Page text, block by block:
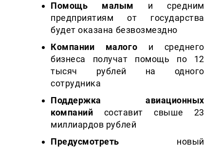
Помощь малым и средним
предприятиям от государства
будет оказана безвозмездно
Компании малого и среднего
бизнеса получат помощь по 12
тысяч рублей на одного
сотрудника
Поддержка авиационных
компаний составит свыше 23
миллиардов рублей
Предусмотреть новый